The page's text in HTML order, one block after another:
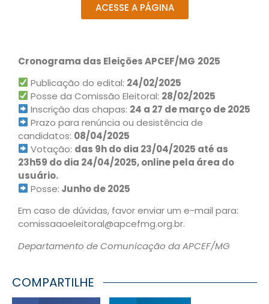
ACESSE A PÁGINA
Cronograma das Eleições APCEF/MG 2025
Publicação do edital: 24/02/2025
Posse da Comissão Eleitoral: 28/02/2025
Inscrição das chapas: 24 a 27 de março de 2025
Prazo para renúncia ou desistência de
candidatos: 08/04/2025
Votação: das 9h do dia 23/04/2025 até as
23h59 do dia 24/04/2025, online pela área do
usuário.
Posse: Junho de 2025
Em caso de dúvidas, favor enviar um e-mail para:
comissaaoeleitoral@apcefmg.org.br.
Departamento de Comunicação da APCEF/MG
COMPARTILHE